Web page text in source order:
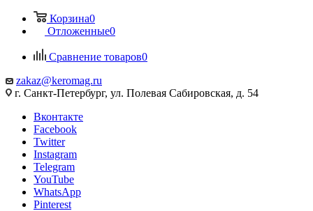
Корзина0
Отложенные0
Сравнение товаров0
zakaz@keromag.ru
г. Санкт-Петербург, ул. Полевая Сабировская, д. 54
Вконтакте
Facebook
Twitter
Instagram
Telegram
YouTube
WhatsApp
Pinterest